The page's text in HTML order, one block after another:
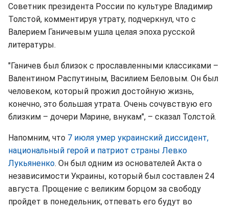
Советник президента России по культуре Владимир
Толстой, комментируя утрату, подчеркнул, что с
Валерием Ганичевым ушла целая эпоха русской
литературы.
"Ганичев был близок с прославленными классиками –
Валентином Распутиным, Василием Беловым. Он был
человеком, который прожил достойную жизнь,
конечно, это большая утрата. Очень сочувствую его
близким – дочери Марине, внукам", – сказал Толстой.
Напомним, что 7 июля умер украинский диссидент,
национальный герой и патриот страны Левко
Лукьяненко. Он был одним из основателей Акта о
независимости Украины, который был составлен 24
августа. Прощение с великим борцом за свободу
пройдет в понедельник, отпевать его будут во